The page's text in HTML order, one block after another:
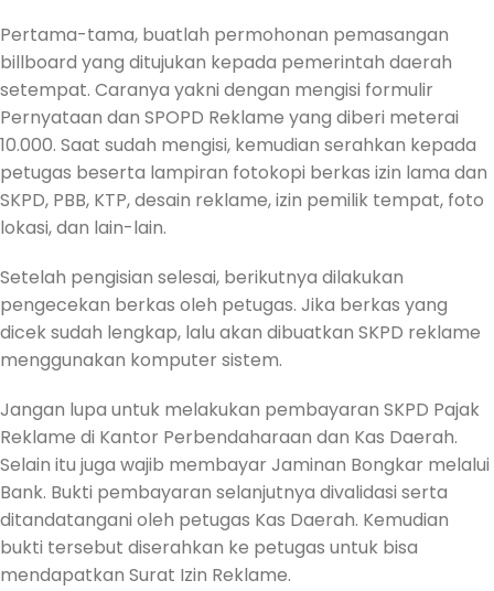
Pertama-tama, buatlah permohonan pemasangan
billboard yang ditujukan kepada pemerintah daerah
setempat. Caranya yakni dengan mengisi formulir
Pernyataan dan SPOPD Reklame yang diberi meterai
10.000. Saat sudah mengisi, kemudian serahkan kepada
petugas beserta lampiran fotokopi berkas izin lama dan
SKPD, PBB, KTP, desain reklame, izin pemilik tempat, foto
lokasi, dan lain-lain.
Setelah pengisian selesai, berikutnya dilakukan
pengecekan berkas oleh petugas. Jika berkas yang
dicek sudah lengkap, lalu akan dibuatkan SKPD reklame
menggunakan komputer sistem.
Jangan lupa untuk melakukan pembayaran SKPD Pajak
Reklame di Kantor Perbendaharaan dan Kas Daerah.
Selain itu juga wajib membayar Jaminan Bongkar melalui
Bank. Bukti pembayaran selanjutnya divalidasi serta
ditandatangani oleh petugas Kas Daerah. Kemudian
bukti tersebut diserahkan ke petugas untuk bisa
mendapatkan Surat Izin Reklame.